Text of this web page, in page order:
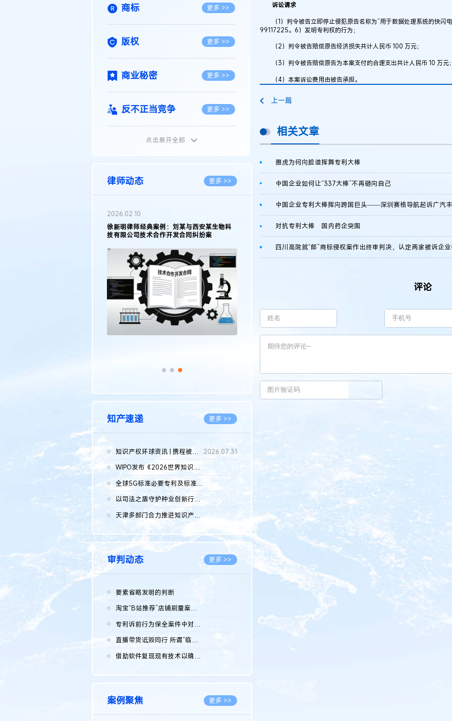
商标 更多 >>
版权 更多 >>
商业秘密 更多 >>
反不正当竞争 更多 >>
植物新品种
地理标志 更多 >>
集成电路布图设计
传统文化 更多 >>
点击展开全部
律师动态 更多 >>
2026.02.10
徐新明律师经典案例：刘某与西安某生物科
技有限公司技术合作开发合同纠纷案
知产速递 更多 >>
知识产权环球资讯 | 携程被市监总局罚51.79亿；瑞幸泰国商标案上...
2026.07.31
WIPO发布《2026世界知识产权报告》 含报告全文
2026.05.14
全球5G标准必要专利及标准提案研究报告（2026年）全文发布
2026.05.08
以司法之盾守护种业创新行稳致远
天津多部门合力推进知识产权保护工作
审判动态 更多 >>
要素省略发明的判断
淘宝“B站推荐”店铺刷量案维持原判，两被告连带赔偿150万元
专利诉前行为保全案件中对仿制药申请人曾作出三类声明的考量及违...
直播带货诋毁同行 所谓“临场发挥”不免责
借助软件复现现有技术以确认相关参数特征是否被公开
案例聚焦 更多 >>
诉讼请求
（1）判令被告立即停止侵犯原告名称为“用于数据处理系统的快闪
99117225。6）发明专利权的行为；
（2）判令被告赔偿原告经济损失共计人民币 100 万元；
（3）判令被告赔偿原告为本案支付的合理支出共计人民币 10 万元
（4）本案诉讼费用由被告承担。
上一篇
相关文章
雅虎为何向脸谱挥舞专利大棒
中国企业如何让“337大棒”不再砸向自己
对抗专利大棒 国内药企突围
评论